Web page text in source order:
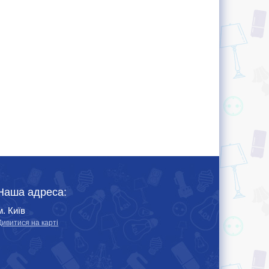
адреса:
Київ
на карті